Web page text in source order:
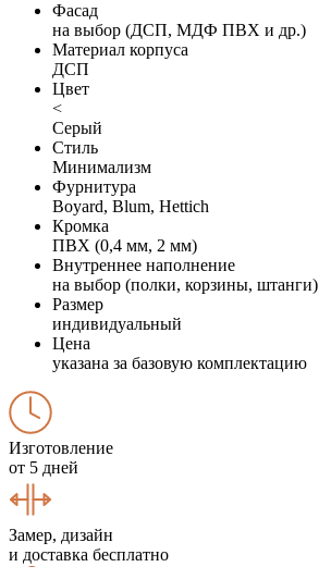
Фасад
на выбор (ДСП, МДФ ПВХ и др.)
Материал корпуса
ДСП
Цвет
<
Серый
Стиль
Минимализм
Фурнитура
Boyard, Blum, Hettich
Кромка
ПВХ (0,4 мм, 2 мм)
Внутреннее наполнение
на выбор (полки, корзины, штанги)
Размер
индивидуальный
Цена
указана за базовую комплектацию
Изготовление
от 5 дней
Замер, дизайн
и доставка бесплатно